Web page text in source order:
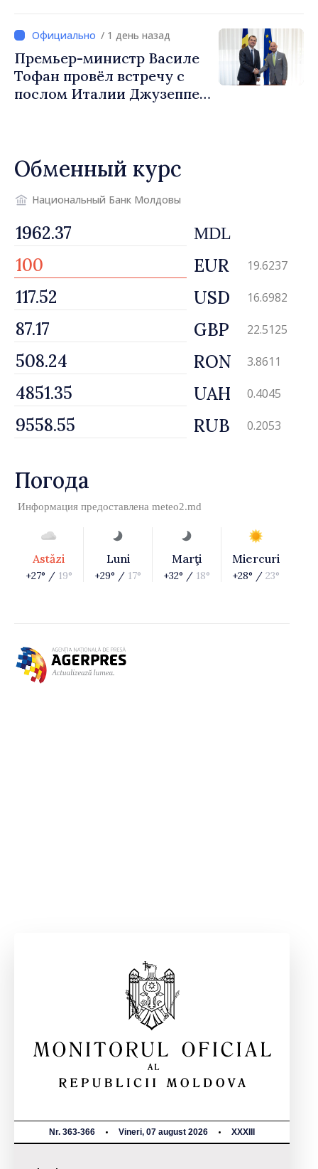
посол Турции Уйгар
Мустафа Сертел/ 1 день назад
Премьер-министр Василе
Тофан провёл встречу с
послом Италии Джузеппе
Обменный курс
Национальный Банк Молдовы
MDL
EUR 19.6237
USD 16.6982
GBP 22.5125
RON 3.8611
UAH 0.4045
RUB 0.2053
Погода
Информация предоставлена meteo2.md
Astăzi
+27° / 19°
Luni
+29° / 17°
Marţi
+32° / 18°
Miercuri
+28° / 23°
Nr. 363-366 Vineri, 07 august 2026 XXXIII